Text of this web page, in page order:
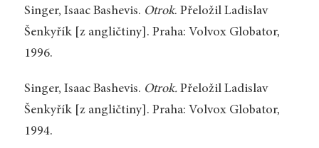
Singer, Isaac Bashevis. Otrok. Přeložil Ladislav
Šenkyřík [z angličtiny]. Praha: Volvox Globator,
1996.
Singer, Isaac Bashevis. Otrok.Přeložil Ladislav
Šenkyřík [z angličtiny]. Praha: Volvox Globator,
1994.